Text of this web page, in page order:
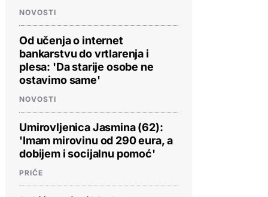
NOVOSTI
Od učenja o internet
bankarstvu do vrtlarenja i
plesa: 'Da starije osobe ne
ostavimo same'
NOVOSTI
Umirovljenica Jasmina (62):
'Imam mirovinu od 290 eura, a
dobijem i socijalnu pomoć'
PRIČE